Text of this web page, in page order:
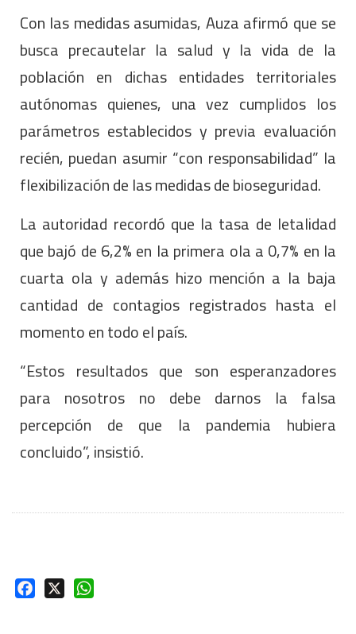
Con las medidas asumidas, Auza afirmó que se
busca precautelar la salud y la vida de la
población en dichas entidades territoriales
autónomas quienes, una vez cumplidos los
parámetros establecidos y previa evaluación
recién, puedan asumir “con responsabilidad” la
flexibilización de las medidas de bioseguridad.
La autoridad recordó que la tasa de letalidad
que bajó de 6,2% en la primera ola a 0,7% en la
cuarta ola y además hizo mención a la baja
cantidad de contagios registrados hasta el
momento en todo el país.
“Estos resultados que son esperanzadores
para nosotros no debe darnos la falsa
percepción de que la pandemia hubiera
concluido”, insistió.
Facebook